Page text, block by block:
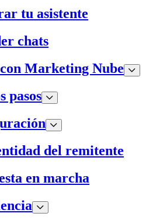
tu asistente
chats
Marketing Nube
pasos
del remitente
en marcha